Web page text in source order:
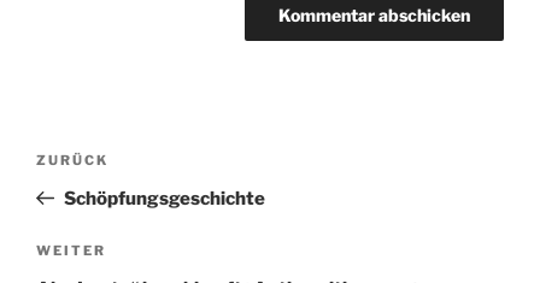
Beitragsnavigation
Vorheriger
Beitrag
ZURÜCK
Schöpfungsgeschichte
Nächster
WEITER